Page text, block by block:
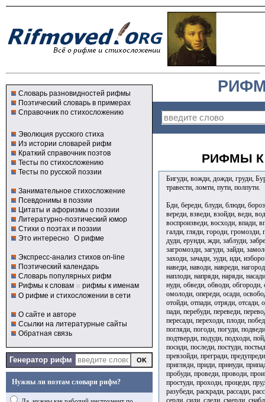
Словарь разновидностей рифмы
Поэтический словарь в примерах
Справочник по стихосложению
Эволюция русского стиха
Из истории словарей рифм
Краткий справочник поэтов
Тесты по стихосложению
Тесты по русской поэзии
Занимательное стихосложение
Псевдонимы в поэзии
Цитаты и афоризмы о поэзии
Литературно-поэтический юмор
Стихи о поэтах и поэзии
Это интересно О рифме
Экспресс-анализ стихов on-line
Поэтический календарь
Словарь популярных рифм
Рифмы к словам и рифмы к именам
О рифме и стихосложении в сети
О сайте и авторе
Ссылки на литературные сайты
Обратная связь
Генератор рифм
Нужны ли поэтам словари рифм?
РИФМЫ К
Бигуди, вожди, дожди, груди,
травести, ломти, пути, полпути.
Бди, береди, блуди, блюди,
вереди, взведи, взойди, веди,
воспроизведи, восходи, впади,
галди, гляди, городи, громозди,
дуди, ерунди, жди, заблуди,
загромозди, загуди, зайди,
заходи, зачади, зуди, иди,
наведи, наводи, навреди,
наплоди, напряди, наряди,
нуди, обведи, обводи,
омолоди, опереди, осади,
отойди, отпади, отряди, отсади,
пади, перебуди, переведи,
пересади, переходи, плоди,
погляди, погоди, погуди,
подтверди, подуди, подходи,
посиди, последи, постуди,
превзойди, прегради,
пригляди, приди, принуди,
пробуди, проведи, проводи,
простуди, проходи, процеди,
разубеди, раскради, рассади,
серди, сиди, следи, смерди,